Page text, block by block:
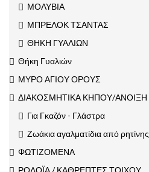
ΜΟΛΥΒΙΑ
ΜΠΡΕΛΟΚ ΤΣΑΝΤΑΣ
ΘΗΚΗ ΓΥΑΛΙΩΝ
Θήκη Γυαλιών
ΜΥΡΟ ΑΓΙΟΥ ΟΡΟΥΣ
ΔΙΑΚΟΣΜΗΤΙΚΑ ΚΗΠΟΥ/ΑΝΟΙΞΗ
Για Γκαζόν - Γλάστρα
Ζωάκια αγαλματίδια από ρητίνης
ΦΩΤΙΖΟΜΕΝΑ
ΡΟΛΟΪΑ / ΚΑΘΡΕΠΤΕΣ ΤΟΙΧΟΥ